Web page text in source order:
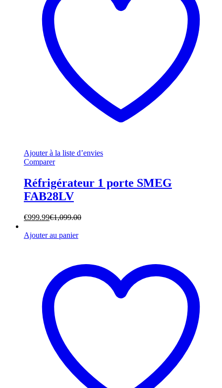
Ajouter à la liste d’envies
Comparer
Réfrigérateur 1 porte SMEG
FAB28LV
€999.99€1,099.00
Ajouter au panier